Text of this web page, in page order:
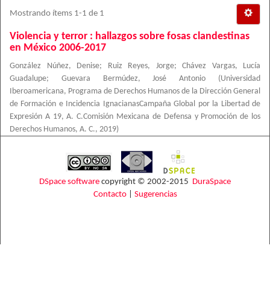
Mostrando ítems 1-1 de 1
Violencia y terror : hallazgos sobre fosas clandestinas
en México 2006-2017
González Núñez, Denise; Ruiz Reyes, Jorge; Chávez Vargas, Lucía
Guadalupe; Guevara Bermúdez, José Antonio (Universidad
Iberoamericana, Programa de Derechos Humanos de la Dirección General
de Formación e Incidencia IgnacianasCampaña Global por la Libertad de
Expresión A 19, A. C.Comisión Mexicana de Defensa y Promoción de los
Derechos Humanos, A. C., 2019)
DSpace software copyright © 2002-2015 DuraSpace
Contacto| Sugerencias